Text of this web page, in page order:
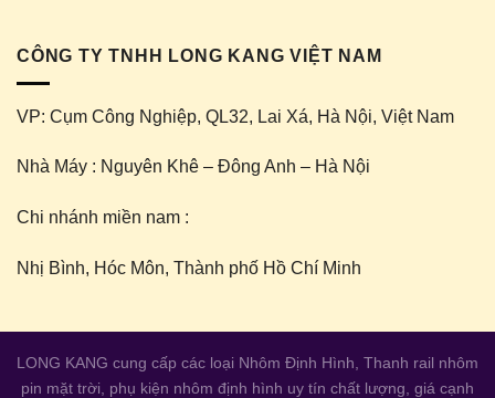
CÔNG TY TNHH LONG KANG VIỆT NAM
VP: Cụm Công Nghiệp, QL32, Lai Xá, Hà Nội, Việt Nam
Nhà Máy : Nguyên Khê – Đông Anh – Hà Nội
Chi nhánh miền nam :
Nhị Bình, Hóc Môn, Thành phố Hồ Chí Minh
LONG KANG cung cấp các loại Nhôm Định Hình, Thanh rail nhôm
pin mặt trời, phụ kiện nhôm định hình uy tín chất lượng, giá cạnh